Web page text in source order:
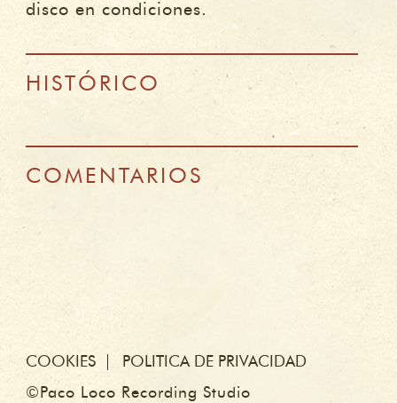
disco en condiciones.
HISTÓRICO
COMENTARIOS
COOKIES
POLITICA DE PRIVACIDAD
©Paco Loco Recording Studio